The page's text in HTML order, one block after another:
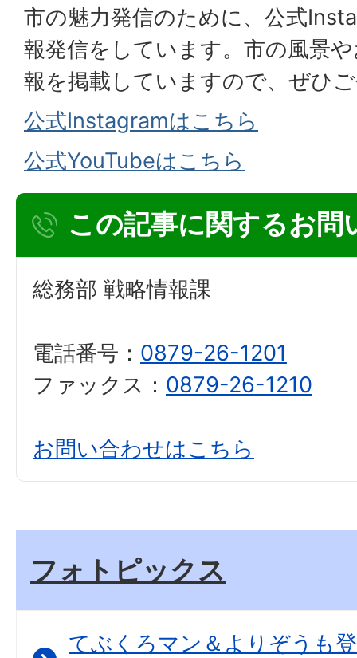
市の魅力発信のために、公式
報発信をしています。市の風景
報を掲載していますので、ぜひ
公式Instagramはこちら
公式YouTubeはこちら
この記事に関するお問
総務部 戦略情報課
電話番号： 0879-26-1201
ファックス： 0879-26-1210
お問い合わせはこちら
フォトピックス
てぶくろマン＆よりぞうも